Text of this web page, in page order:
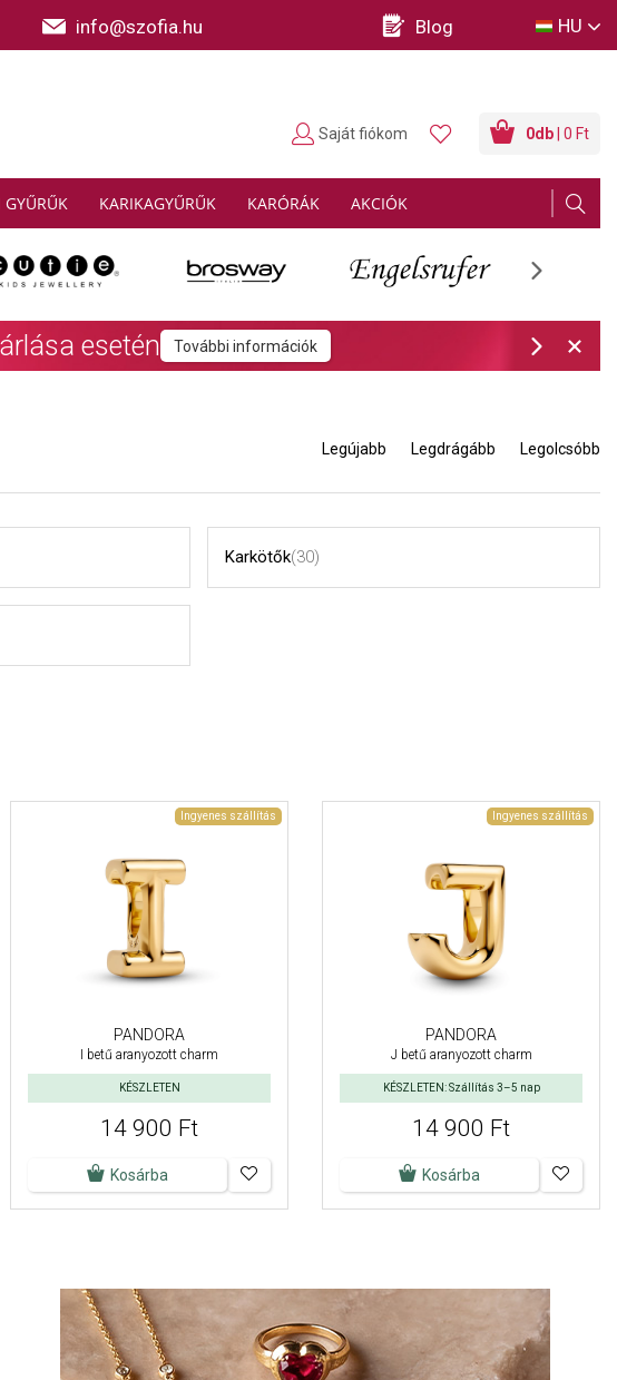
info@szofia.hu Blog HU
GYŰRŰK KARIKAGYŰRŰK KARÓRÁK AKCIÓK
0db | 0 Ft
Saját fiókom
További információk
Legújabb Legdrágább Legolcsóbb
Karkötők(30)
Ingyenes szállítás
PANDORA
I betű aranyozott charm
KÉSZLETEN
14 900 Ft
Kosárba
Ingyenes szállítás
PANDORA
J betű aranyozott charm
KÉSZLETEN: Szállítás 3–5 nap
14 900 Ft
Kosárba